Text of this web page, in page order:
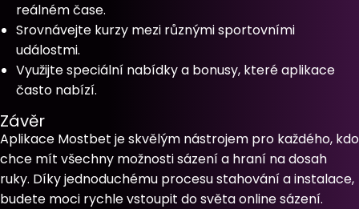
reálném čase.
Srovnávejte kurzy mezi různými sportovními
událostmi.
Využijte speciální nabídky a bonusy, které aplikace
často nabízí.
Závěr
Aplikace Mostbet je skvělým nástrojem pro každého, kdo
chce mít všechny možnosti sázení a hraní na dosah
ruky. Díky jednoduchému procesu stahování a instalace,
budete moci rychle vstoupit do světa online sázení.